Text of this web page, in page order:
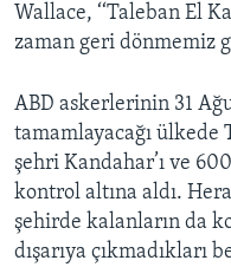
Wallace, ‘‘Taleban El
zaman geri dönmemiz
ABD askerlerinin 31
tamamlayacağı
şehri Kandahar’ı ve
kontrol altına aldı.
şehirde kalanların da
dışarıya çıkmadıkları